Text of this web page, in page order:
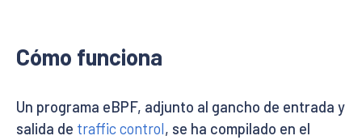
Cómo funciona
Un programa eBPF, adjunto al gancho de entrada y
salida de traffic control, se ha compilado en el